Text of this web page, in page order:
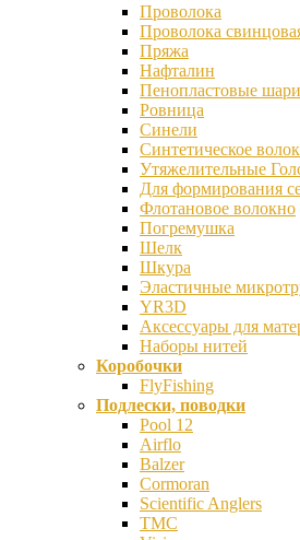
Проволока
Проволока
Пряжа
Нафталин
Пенопластовые
Ровница
Синели
Синтетическое
Утяжелительные
Для формирования
Флотановое волокно
Погремушка
Шелк
Шкура
Эластичные
YR3D
Аксессуары для
Наборы нитей
Коробочки
FlyFishing
Подлески, поводки
Pool 12
Airflo
Balzer
Cormoran
Scientific Anglers
TMC